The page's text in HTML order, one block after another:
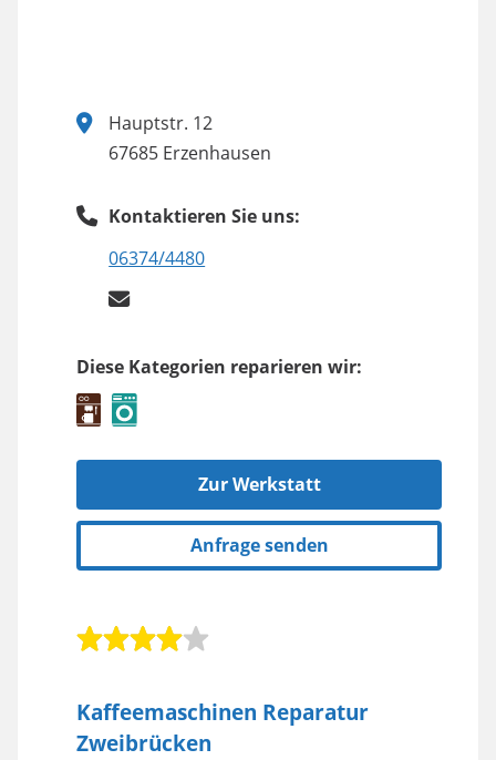
Hauptstr. 12
67685 Erzenhausen
Kontaktieren Sie uns:
06374/4480
Diese Kategorien reparieren wir:
Zur Werkstatt
Anfrage senden
Kaffeemaschinen Reparatur
Zweibrücken